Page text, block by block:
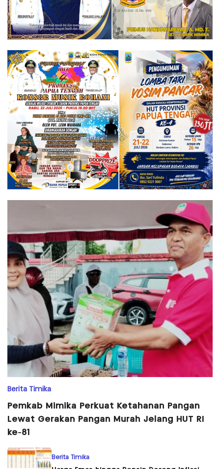
Berita Timika
Pemkab Mimika Perkuat Ketahanan Pangan
Lewat Gerakan Pangan Murah Jelang HUT RI
ke-81
Berita Timika